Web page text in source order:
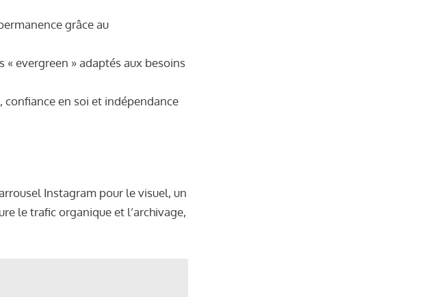
grâce au
evergreen » adaptés aux besoins
en soi et indépendance
Instagram pour le visuel, un
le trafic organique et l’archivage,